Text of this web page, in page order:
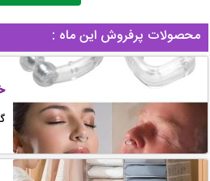
محصولات پرفروش این ماه :